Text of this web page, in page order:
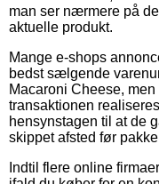
man ser nærmere på
aktuelle produkt.
Mange e-shops
bedst sælgende
Macaroni Cheese,
transaktionen
hensynstagen til at de
skippet afsted før
Indtil flere online